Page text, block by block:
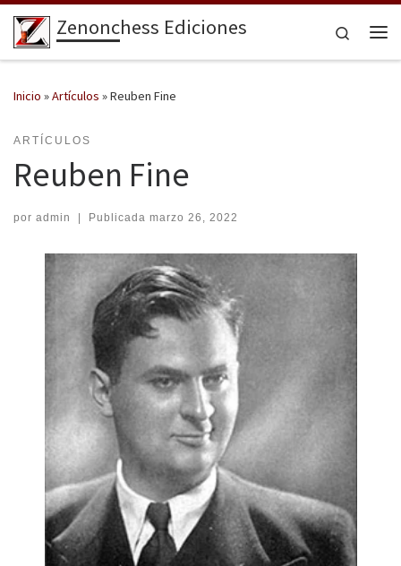
Saltar al contenido
Zenonchess Ediciones
Search
Inicio »Artículos »Reuben Fine
ARTÍCULOS
Reuben Fine
por admin | Publicada marzo 26, 2022